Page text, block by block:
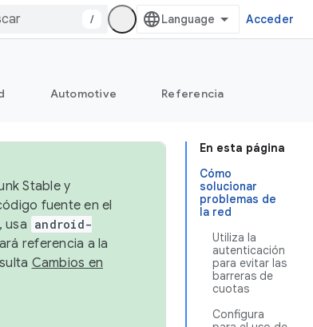
/ Acceder
Automotive Referencia
En esta página
Cómo
solucionar
problemas de
la red
Utiliza la
autenticación
para evitar las
barreras de
cuotas
Configura
Stable y
fuente en el
usa android-
referencia a la
Cambios en